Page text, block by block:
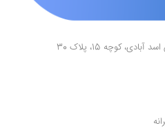
کوچه 15، پلاک 30